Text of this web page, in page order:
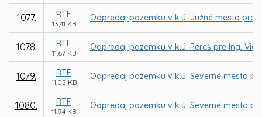
1077. RTF
13,41 KB
Odpredaj pozemku v k.ú. Južné mesto pre
1078. RTF
11,67 KB
Odpredaj pozemku v k.ú. Pereš pre Ing.
1079. RTF
11,02 KB
Odpredaj pozemku v k.ú. Severné mesto pre
1080. RTF
11,94 KB
Odpredaj pozemku v k.ú. Severné mesto